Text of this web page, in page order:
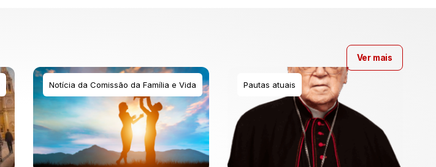
Notícia da Comissão da Família e Vida Pautas atuais
Ver mais